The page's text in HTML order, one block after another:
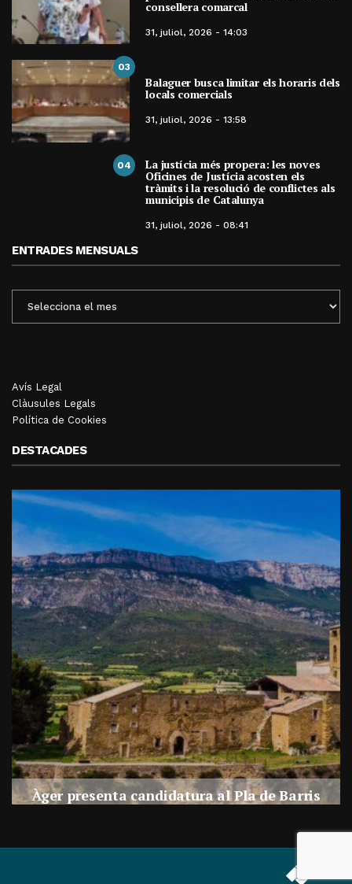
consellera comarcal
31, juliol, 2026 - 14:03
03
Balaguer busca limitar els horaris dels
locals comercials
31, juliol, 2026 - 13:58
04 La justícia més propera: les noves
Oficines de Justícia acosten els
tràmits i la resolució de conflictes als
municipis de Catalunya
31, juliol, 2026 - 08:41
ENTRADES MENSUALS
MENSUALS
Avís Legal
Clàusules Legals
Política de Cookies
DESTACADES
Àger presenta candidatura al Pla de Barris